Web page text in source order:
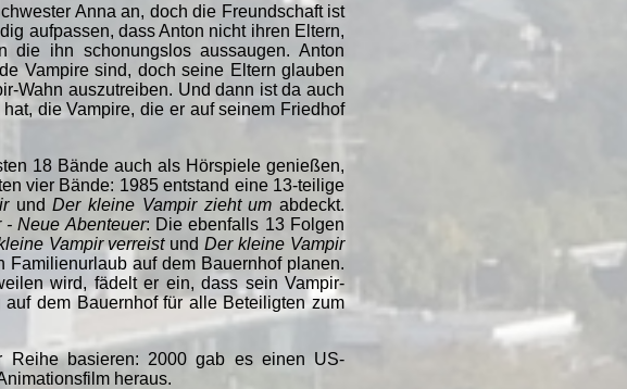
Anna an, doch die Freundschaft ist
aufpassen, dass Anton nicht ihren Eltern,
die ihn schonungslos aussaugen. Anton
Vampire sind, doch seine Eltern glauben
Wahn auszutreiben. Und dann ist da auch
die Vampire, die er auf seinem Friedhof
18 Bände auch als Hörspiele genießen,
vier Bände: 1985 entstand eine 13-teilige
undDer kleine Vampir zieht um abdeckt.
Neue Abenteuer: Die ebenfalls 13 Folgen
Vampir verreistundDer kleine Vampir
auf dem Bauernhof planen.
wird, fädelt er ein, dass sein Vampir-
dem Bauernhof für alle Beteiligten zum
basieren: 2000 gab es einen US-
heraus.